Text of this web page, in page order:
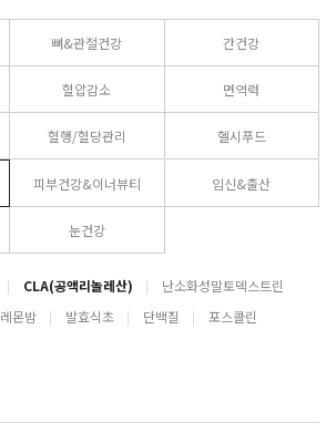
뼈&관절건강 간건강
혈압감소 면역력
혈행/혈당관리 헬시푸드
피부건강&이너뷰티 임신&출산
눈건강
CLA(공액리놀레산)
난소화성말토덱스트린
레몬밤 발효식초 단백질 포스콜린